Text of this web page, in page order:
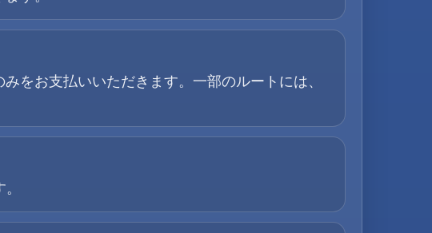
をお支払いいただきます。一部のルートには、